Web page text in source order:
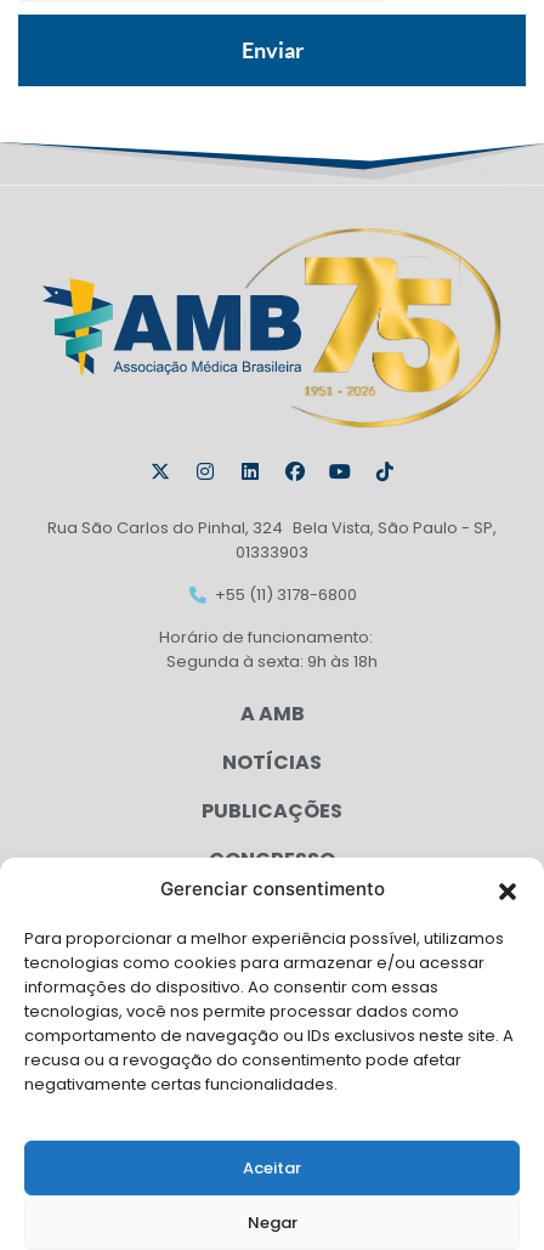
Gerenciar consentimento
Para proporcionar a melhor experiência possível, utilizamos
tecnologias como cookies para armazenar e/ou acessar
informações do dispositivo. Ao consentir com essas
tecnologias, você nos permite processar dados como
comportamento de navegação ou IDs exclusivos neste site. A
recusa ou a revogação do consentimento pode afetar
negativamente certas funcionalidades.
Aceitar
Negar
Rua São Carlos do Pinhal, 324 Bela Vista, São Paulo - SP,
01333903
+55 (11) 3178-6800
Horário de funcionamento:
Segunda à sexta: 9h às 18h
A AMB
NOTÍCIAS
PUBLICAÇÕES
CONGRESSO
CAMPANHAS
SERVIÇOS
FILIADAS
FALE CONOSCO
Solicite Apoio Institucional da AMB para o seu evento